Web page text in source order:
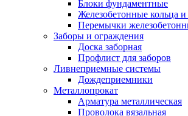
Блоки фундаментные
Железобетонные кольца
Перемычки
Заборы и ограждения
Доска заборная
Профлист для заборов
Ливнеприемные системы
Дождеприемники
Металлопрокат
Арматура металлическая
Проволока вязальная